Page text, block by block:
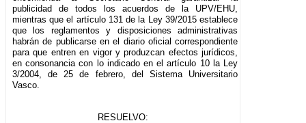
publicidad de todos los acuerdos de la UPV/EHU,
mientras que el artículo 131 de la Ley 39/2015 establece
que los reglamentos y disposiciones administrativas
habrán de publicarse en el diario oficial correspondiente
para que entren en vigor y produzcan efectos jurídicos,
en consonancia con lo indicado en el artículo 10 la Ley
3/2004, de 25 de febrero, del Sistema Universitario
Vasco.
RESUELVO: